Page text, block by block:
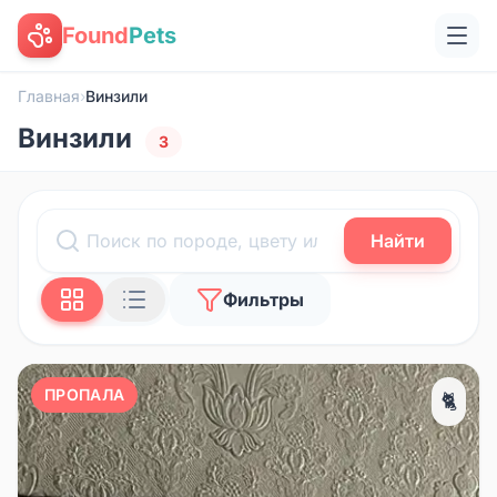
FoundPets
Главная›Винзили
Винзили 3
Найти
Фильтры
ПРОПАЛА 🐈